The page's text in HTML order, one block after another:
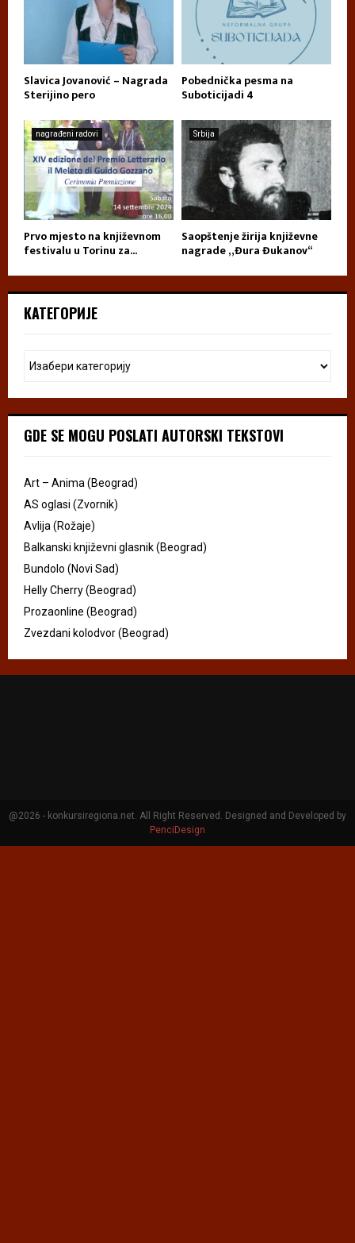
Slavica Jovanović – Nagrada
Sterijino pero
Pobednička pesma na
Suboticijadi 4
nagrađeni radovi
Prvo mjesto na književnom
festivalu u Torinu za...
Srbija
Saopštenje žirija književne
nagrade „Đura Đukanov“
КАТЕГОРИЈЕ
GDE SE MOGU POSLATI AUTORSKI TEKSTOVI
Art – Anima (Beograd)
AS oglasi (Zvornik)
Avlija (Rožaje)
Balkanski književni glasnik (Beograd)
Bundolo (Novi Sad)
Helly Cherry (Beograd)
Prozaonline (Beograd)
Zvezdani kolodvor (Beograd)
@2026 - konkursiregiona.net. All Right Reserved. Designed and Developed by
PenciDesign